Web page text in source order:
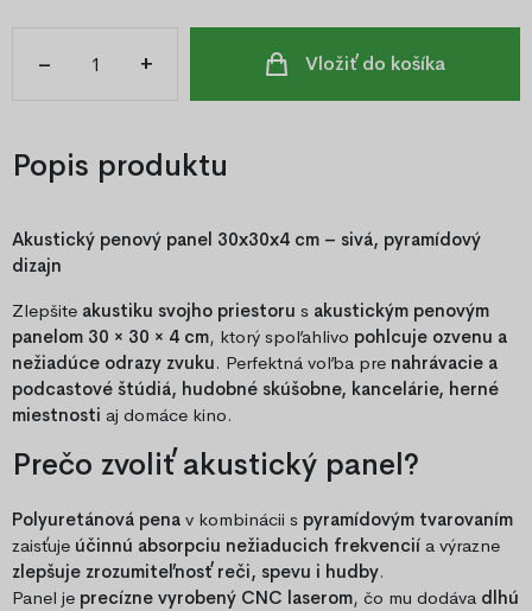
– + Vložiť do košíka
Popis produktu
Akustický penový panel 30x30x4 cm – sivá, pyramídový
dizajn
Zlepšite akustiku svojho priestoru s akustickým penovým
panelom 30 × 30 × 4 cm, ktorý spoľahlivo pohlcuje ozvenu a
nežiadúce odrazy zvuku. Perfektná voľba pre nahrávacie a
podcastové štúdiá, hudobné skúšobne, kancelárie, herné
miestnosti aj domáce kino.
Prečo zvoliť akustický panel?
Polyuretánová pena v kombinácii s pyramídovým tvarovaním
zaisťuje účinnú absorpciu nežiaducich frekvencií a výrazne
zlepšuje zrozumiteľnosť reči, spevu i hudby.
Panel je precízne vyrobený CNC laserom, čo mu dodáva dlhú